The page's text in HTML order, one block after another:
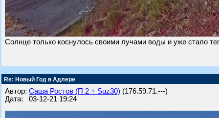
Солнце только коснулось своими лучами воды и уже стало
Re: Новый Год в Адлере
Автор: Саша Ростов (П 2 + Suz30) (176.59.71.---)
Дата: 03-12-21 19:24